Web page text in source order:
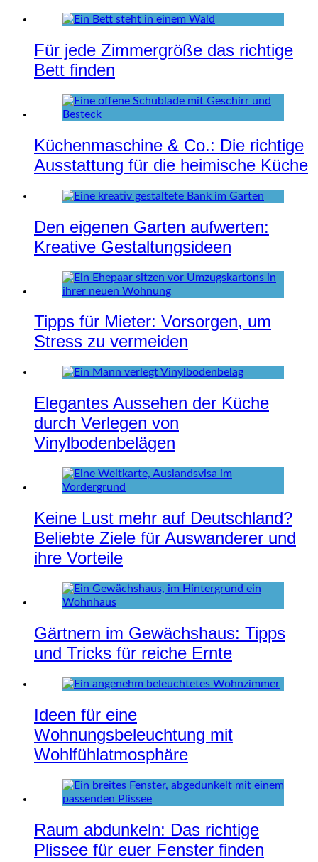
Für jede Zimmergröße das richtige
Bett finden
Küchenmaschine & Co.: Die richtige
Ausstattung für die heimische Küche
Den eigenen Garten aufwerten:
Kreative Gestaltungsideen
Tipps für Mieter: Vorsorgen, um
Stress zu vermeiden
Elegantes Aussehen der Küche
durch Verlegen von
Vinylbodenbelägen
Keine Lust mehr auf Deutschland?
Beliebte Ziele für Auswanderer und
ihre Vorteile
Gärtnern im Gewächshaus: Tipps
und Tricks für reiche Ernte
Ideen für eine
Wohnungsbeleuchtung mit
Wohlfühlatmosphäre
Raum abdunkeln: Das richtige
Plissee für euer Fenster finden